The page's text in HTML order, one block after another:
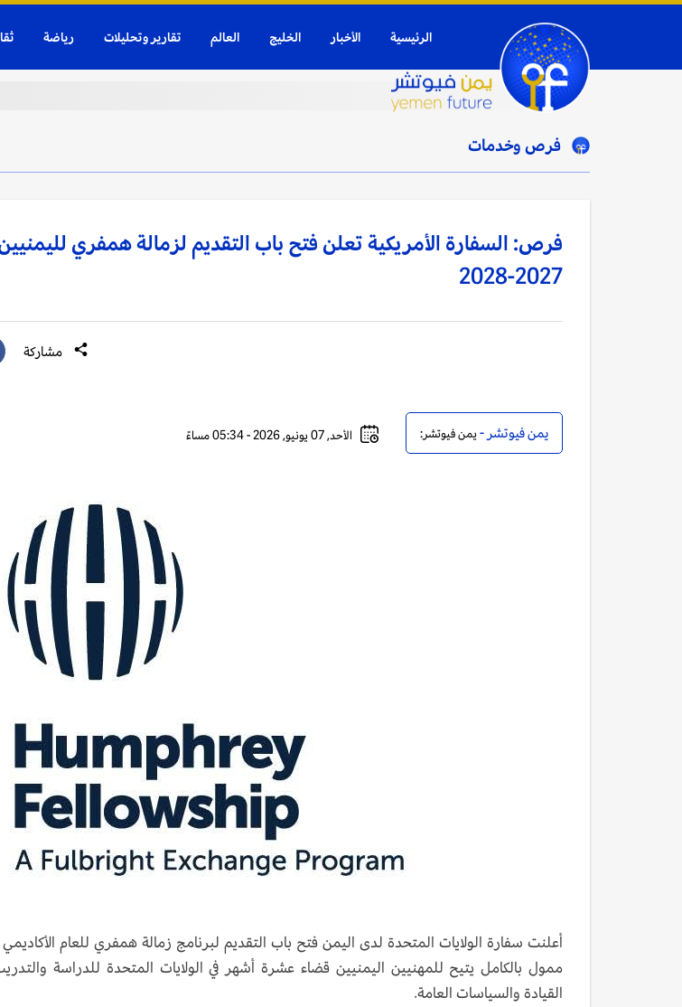
الرئيسية الأخبار الخليج العالم تقارير وتحليلات رياضة
فرص وخدمات
فرص: السفارة الأمريكية تعلن فتح باب التقديم لزمالة همفري لليمنيين
2027-2028
مشاركة
يمن فيوتشر -يمن فيوتشر: الأحد, 07 يونيو, 2026 - 05:34 مساءً
ممول بالكامل يتيح للمهنيين اليمنيين قضاء عشرة أشهر في الولايات المتحدة للدراسة
القيادة والسياسات العامة.